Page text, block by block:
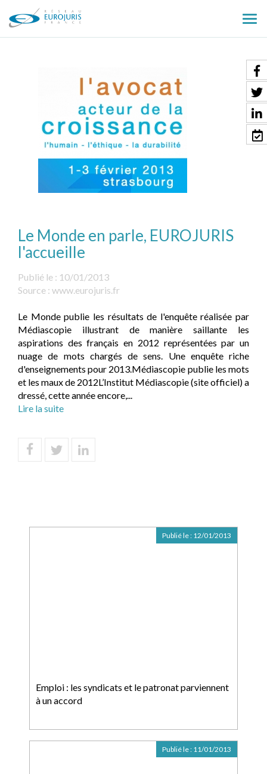
le
Le Monde en parle, EUROJURIS
l'accueille
Publié le : 10/01/2013
Source : www.eurojuris.fr
Le Monde publie les résultats de l'enquête réalisée par
Médiascopie illustrant de manière saillante les
aspirations des français en 2012 représentées par un
nuage de mots chargés de sens. Une enquête riche
d'enseignements pour 2013.Médiascopie publie les mots
et les maux de 2012L’Institut Médiascopie (site officiel) a
dressé, cette année encore,...
Lire la suite
Emploi : les syndicats et le patronat parviennent
à un accord
Publié le : 12/01/2013
Publié le : 11/01/2013